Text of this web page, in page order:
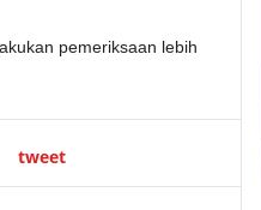
pemeriksaan lebih
tweet